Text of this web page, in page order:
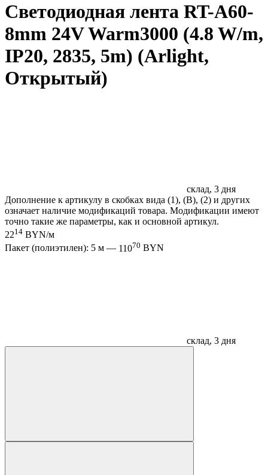
Светодиодная лента RT-A60-
8mm 24V Warm3000 (4.8 W/m,
IP20, 2835, 5m) (Arlight,
Открытый)
склад, 3 дня
Дополнение к артикулу в скобках вида (1), (B), (2) и других
означает наличие модификаций товара. Модификации имеют
точно такие же параметры, как и основной артикул.
2214 BYN/м
Пакет (полиэтилен): 5 м — 11070 BYN
склад, 3 дня